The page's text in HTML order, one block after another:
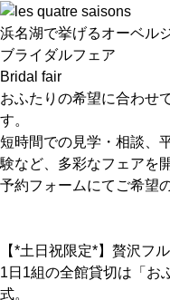
浜名湖で挙げるオーベル
ブライダルフェア
Bridal fair
おふたりの希望に合わせ
す。
短時間での見学・相談、
験など、多彩なフェアを
予約フォームにてご希望
【*土日祝限定*】贅沢フ
1日1組の全館貸切は「お
式。